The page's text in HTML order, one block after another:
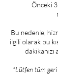
Önceki
Bu nedenle,
ilgili olarak bu
dakikanızı
*Lütfen tüm